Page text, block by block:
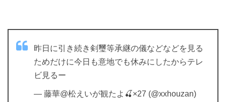
昨日に引き続き剣璽等承継の儀などなどを見る
ためだけに今日も意地でも休みにしたからテレ
ビ見るー
— 藤華@松えいが観たよ🍒×27 (@xxhouzan)